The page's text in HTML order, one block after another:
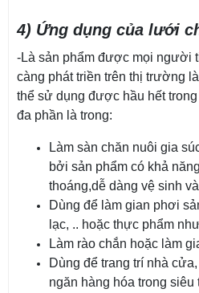
4) Ứng dụng của lưới
-Là sản phẩm được mọi người
càng phát triền trên thị trường
thể sử dụng được hầu hết
đa phần là trong:
Làm sàn chăn nuôi gia
bởi sản phẩm có khả
thoáng,dễ dàng vệ sinh
Dùng để làm gian phơi
lạc, .. hoặc thực phẩm
Làm rào chắn hoặc làm
Dùng để trang trí nhà
ngăn hàng hóa trong